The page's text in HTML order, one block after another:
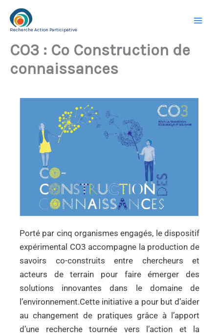
contenu
Recherche Action Participative
CO3 : Co Construction de
connaissances
Porté par cinq organismes engagés, le dispositif
expérimental CO3 accompagne la production de
savoirs co-construits entre chercheurs et
acteurs de terrain pour faire émerger des
solutions innovantes dans le domaine de
l’environnement.Cette initiative a pour but d’aider
au changement de pratiques grâce à l’apport
d’une recherche tournée vers l’action et la